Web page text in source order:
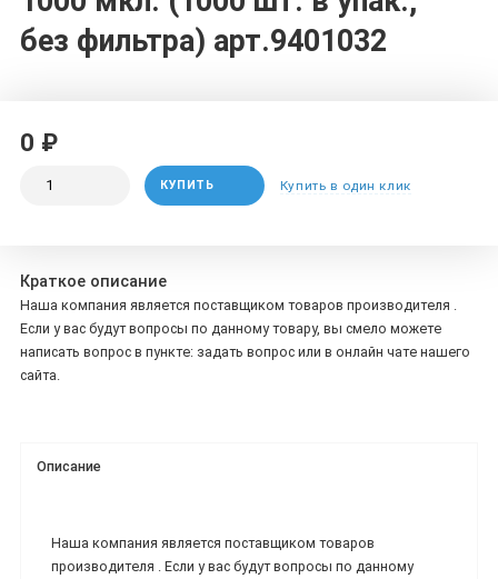
без фильтра) арт.9401032
0 ₽
КУПИТЬ Купить в один клик
Краткое описание
Наша компания является поставщиком товаров производителя .
Если у вас будут вопросы по данному товару, вы смело можете
написать вопрос в пункте: задать вопрос или в онлайн чате нашего
сайта.
Описание
Наша компания является поставщиком товаров
производителя . Если у вас будут вопросы по данному